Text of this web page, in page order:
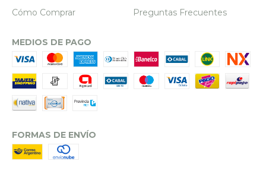
Cómo Comprar Preguntas Frecuentes
MEDIOS DE PAGO
FORMAS DE ENVÍO